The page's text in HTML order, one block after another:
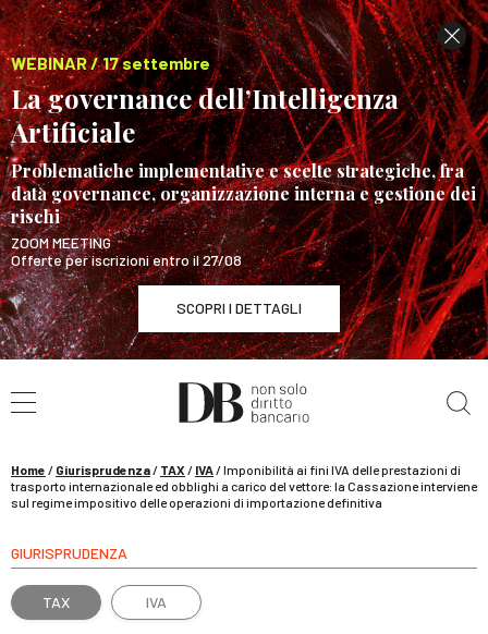
WEBINAR / 17 settembre
La governance dell’Intelligenza
Artificiale
Problematiche implementative e scelte strategiche, fra
data governance, organizzazione interna e gestione dei
rischi
ZOOM MEETING
Offerte per iscrizioni entro il 27/08
SCOPRI I DETTAGLI
WEBINAR / 17 settembre
La governance dell’Intelligenza Artificiale
Home / Giurisprudenza/ TAX / IVA/Imponibilità ai fini IVA delle prestazioni di
trasporto internazionale ed obblighi a carico del vettore: la Cassazione interviene
sul regime impositivo delle operazioni di importazione definitiva
GIURISPRUDENZA
TAX IVA